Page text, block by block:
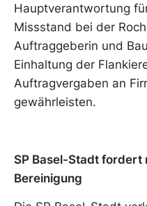
Hauptverantwortung
Missstand bei der
Auftraggeberin und
Einhaltung der
Auftragvergaben an
gewährleisten.
SP Basel-Stadt fordert
Bereinigung